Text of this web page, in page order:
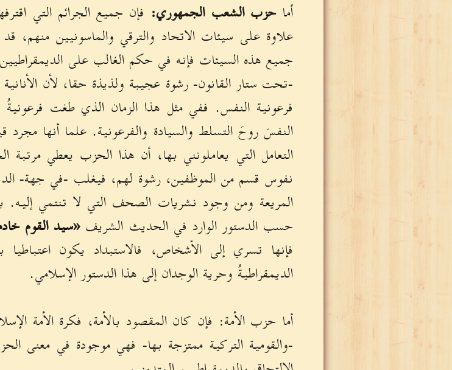
أماحزب الشعب الجمهوري: فإن جميع الجرائم التي
علاوة على سيئات الاتحاد والترقي والماسونيين
جميع هذه السيئات فإنه في حكم الغالب على
-تحت ستار القانون- رشوة عجيبة ولذيذة حقا، لأن الأنانية
فرعونية النفس. ففي مثل هذا الزمان الذي طغت
النفسَ روحَ التسلط والسيادة والفرعونية. علما أنها
التعامل التي يعاملونني بها، أن هذا الحزب يعطي مرتبة
نفوس قسم من الموظفين، رشوة لهم، فيغلب -في جهة-
المريعة ومن وجود نشريات الصحف التي لا تنتمي إليه.
حسب الدستور الوارد في الحديث الشريف«سيد القوم
فإنها تسري إلى الأشخاص، فالاستبداد يكون
الديمقراطيةُ وحرية الوجدان إلى هذا الدستور الإسلامي.
أما حزب الأمة: فإن كان المقصود بالأمة، فكرة الأمة
-والقومية التركية ممتزجة بها- فهي موجودة في معنى